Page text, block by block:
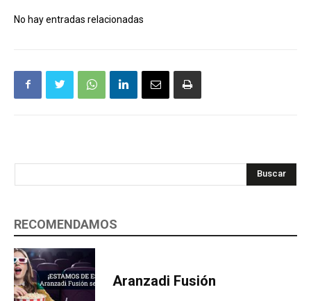
No hay entradas relacionadas
Buscar
RECOMENDAMOS
Aranzadi Fusión